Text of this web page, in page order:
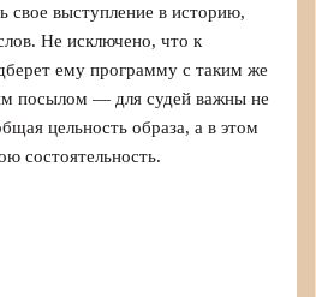
свое выступление в историю,
Не исключено, что к
ему программу с таким же
посылом — для судей важны не
цельность образа, а в этом
состоятельность.